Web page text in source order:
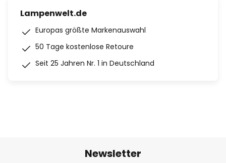
Lampenwelt.de
Europas größte Markenauswahl
50 Tage kostenlose Retoure
Seit 25 Jahren Nr. 1 in Deutschland
Newsletter